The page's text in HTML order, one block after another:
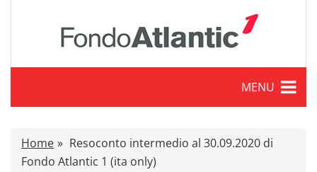
MENU
Characteristics
Press release
Home
Resoconto intermedio al 30.09.2020 di
Fondo Atlantic 1 (ita only)